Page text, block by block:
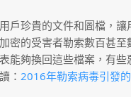
戶珍貴的文件和圖檔，讓
密的受害者勒索數百甚至
能夠換回這些檔案，有些
： 2016年勒索病毒引發